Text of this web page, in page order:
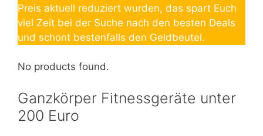
Preis aktuell reduziert wurden, das spart Euch
viel Zeit bei der Suche nach den besten Deals
und schont bestenfalls den Geldbeutel.
No products found.
Ganzkörper Fitnessgeräte unter
200 Euro